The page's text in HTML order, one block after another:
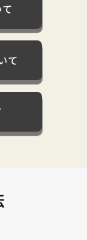
て